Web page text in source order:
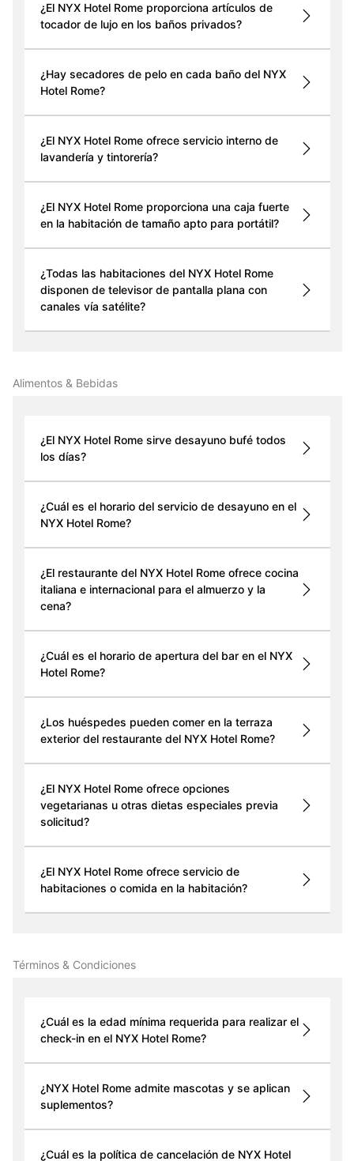
¿El NYX Hotel Rome proporciona artículos de
tocador de lujo en los baños privados?
¿Hay secadores de pelo en cada baño del NYX
Hotel Rome?
¿El NYX Hotel Rome ofrece servicio interno de
lavandería y tintorería?
¿El NYX Hotel Rome proporciona una caja fuerte
en la habitación de tamaño apto para portátil?
¿Todas las habitaciones del NYX Hotel Rome
disponen de televisor de pantalla plana con
canales vía satélite?
Alimentos & Bebidas
¿El NYX Hotel Rome sirve desayuno bufé todos
los días?
¿Cuál es el horario del servicio de desayuno en el
NYX Hotel Rome?
¿El restaurante del NYX Hotel Rome ofrece cocina
italiana e internacional para el almuerzo y la
cena?
¿Cuál es el horario de apertura del bar en el NYX
Hotel Rome?
¿Los huéspedes pueden comer en la terraza
exterior del restaurante del NYX Hotel Rome?
¿El NYX Hotel Rome ofrece opciones
vegetarianas u otras dietas especiales previa
solicitud?
¿El NYX Hotel Rome ofrece servicio de
habitaciones o comida en la habitación?
Términos & Condiciones
¿Cuál es la edad mínima requerida para realizar el
check-in en el NYX Hotel Rome?
¿NYX Hotel Rome admite mascotas y se aplican
suplementos?
¿Cuál es la política de cancelación de NYX Hotel